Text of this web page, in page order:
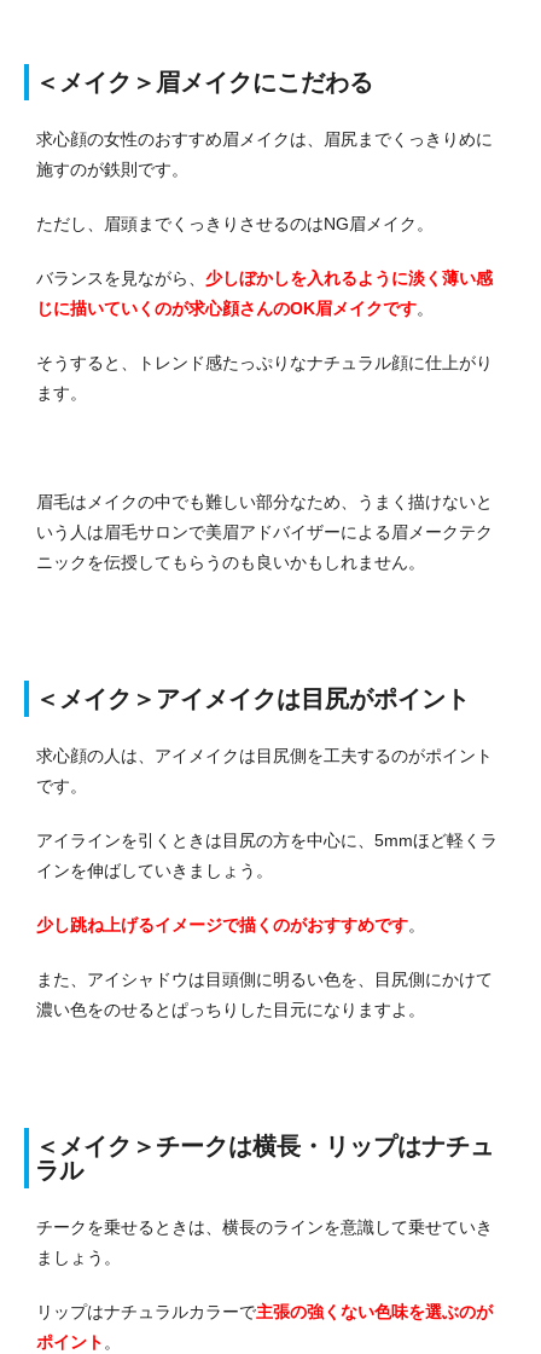
＜メイク＞眉メイクにこだわる
求心顔の女性のおすすめ眉メイクは、眉尻までくっきりめに
施すのが鉄則です。
ただし、眉頭までくっきりさせるのはNG眉メイク。
バランスを見ながら、 少しぼかしを入れるように淡く薄い感
じに描いていくのが求心顔さんのOK眉メイクです。
そうすると、トレンド感たっぷりなナチュラル顔に仕上がり
ます。
眉毛はメイクの中でも難しい部分なため、うまく描けないと
いう人は眉毛サロンで美眉アドバイザーによる眉メークテク
ニックを伝授してもらうのも良いかもしれません。
＜メイク＞アイメイクは目尻がポイント
求心顔の人は、アイメイクは目尻側を工夫するのがポイント
です。
アイラインを引くときは目尻の方を中心に、5mmほど軽くラ
インを伸ばしていきましょう。
少し跳ね上げるイメージで描くのがおすすめです。
また、アイシャドウは目頭側に明るい色を、目尻側にかけて
濃い色をのせるとぱっちりした目元になりますよ。
＜メイク＞チークは横長・リップはナチュ
ラル
チークを乗せるときは、横長のラインを意識して乗せていき
ましょう。
リップはナチュラルカラーで主張の強くない色味を選ぶのが
ポイント 。